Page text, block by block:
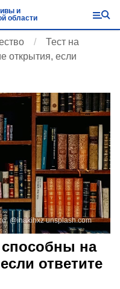
и
области
Тест на
открытия, если
@inakihxzunsplash.com
на
ответите